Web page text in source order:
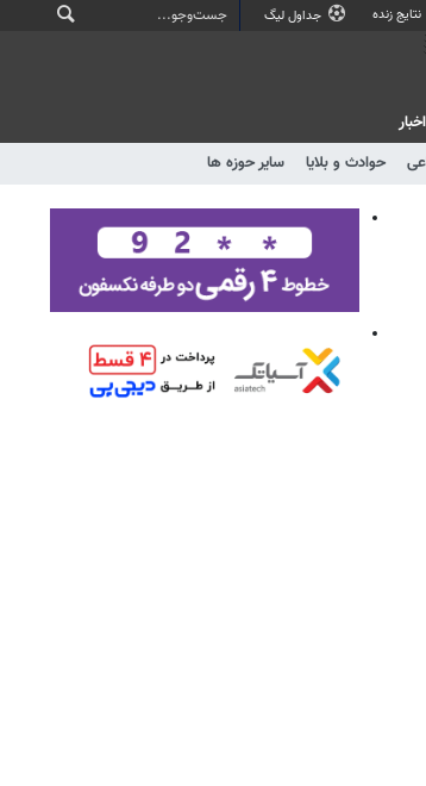
نتایج زنده جداول لیگ
حوادث و بلایا سایر حوزه ها